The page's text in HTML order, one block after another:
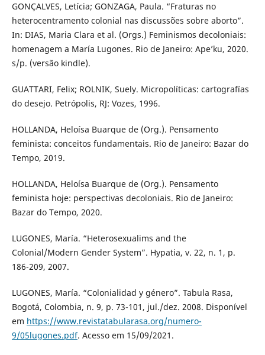
GONÇALVES, Letícia; GONZAGA, Paula. “Fraturas no
heterocentramento colonial nas discussões sobre aborto”.
In: DIAS, Maria Clara et al. (Orgs.) Feminismos decoloniais:
homenagem a María Lugones. Rio de Janeiro: Ape’ku, 2020.
s/p. (versão kindle).
GUATTARI, Felix; ROLNIK, Suely. Micropolíticas: cartografías
do desejo. Petrópolis, RJ: Vozes, 1996.
HOLLANDA, Heloísa Buarque de (Org.). Pensamento
feminista: conceitos fundamentais. Rio de Janeiro: Bazar do
Tempo, 2019.
HOLLANDA, Heloísa Buarque de (Org.). Pensamento
feminista hoje: perspectivas decoloniais. Rio de Janeiro:
Bazar do Tempo, 2020.
LUGONES, María. “Heterosexualims and the
Colonial/Modern Gender System”. Hypatia, v. 22, n. 1, p.
186-209, 2007.
LUGONES, María. “Colonialidad y género”. Tabula Rasa,
Bogotá, Colombia, n. 9, p. 73-101, jul./dez. 2008. Disponível
em https://www.revistatabularasa.org/numero-
9/05lugones.pdf. Acesso em 15/09/2021.